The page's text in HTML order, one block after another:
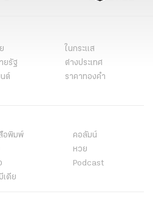
ในกระแส
ยรัฐ
ต่างประเทศ
ต์
ราคาทองคำ
อพิมพ์
คอลัมน์
หวย
Podcast
เดีย